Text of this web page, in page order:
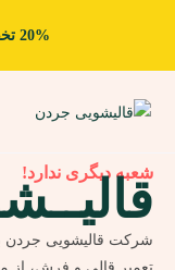
20% تخفیف برای سفارش اولی ها ←
شعبه دیگری ندارد!